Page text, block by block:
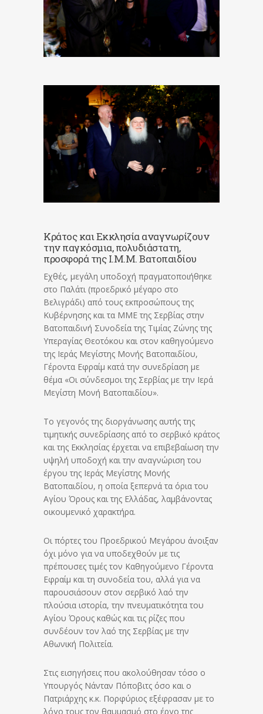
Κράτος και Εκκλησία αναγνωρίζουν
την παγκόσμια, πολυδιάστατη,
προσφορά της Ι.Μ.Μ. Βατοπαιδίου
Εχθές, μεγάλη υποδοχή πραγματοποιήθηκε
στο Παλάτι (προεδρικό μέγαρο στο
Βελιγράδι) από τους εκπροσώπους της
Κυβέρνησης και τα ΜΜΕ της Σερβίας στην
Βατοπαιδινή Συνοδεία της Τιμίας Ζώνης της
Υπεραγίας Θεοτόκου και στον καθηγούμενο
της Ιεράς Μεγίστης Μονής Βατοπαιδίου,
Γέροντα Εφραίμ κατά την συνεδρίαση με
θέμα «Οι σύνδεσμοι της Σερβίας με την Ιερά
Μεγίστη Μονή Βατοπαιδίου».
Το γεγονός της διοργάνωσης αυτής της
τιμητικής συνεδρίασης από το σερβικό κράτος
και της Εκκλησίας έρχεται να επιβεβαίωση την
υψηλή υποδοχή και την αναγνώριση του
έργου της Ιεράς Μεγίστης Μονής
Βατοπαιδίου, η οποία ξεπερνά τα όρια του
Αγίου Όρους και της Ελλάδας, λαμβάνοντας
οικουμενικό χαρακτήρα.
Οι πόρτες του Προεδρικού Μεγάρου άνοιξαν
όχι μόνο για να υποδεχθούν με τις
πρέπουσες τιμές τον Καθηγούμενο Γέροντα
Εφραίμ και τη συνοδεία του, αλλά για να
παρουσιάσουν στον σερβικό λαό την
πλούσια ιστορία, την πνευματικότητα του
Αγίου Όρους καθώς και τις ρίζες που
συνδέουν τον λαό της Σερβίας με την
Αθωνική Πολιτεία.
Στις εισηγήσεις που ακολούθησαν τόσο ο
Υπουργός Νάνταν Πόποβιτς όσο και ο
Πατριάρχης κ.κ. Πορφύριος εξέφρασαν με το
λόγο τους τον θαυμασμό στο έργο της